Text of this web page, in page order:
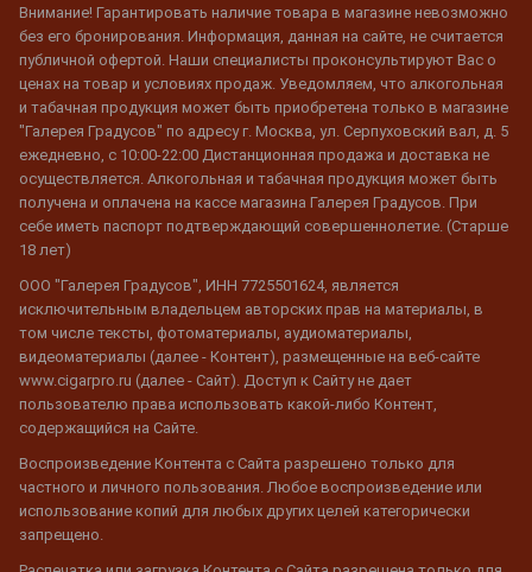
Внимание! Гарантировать наличие товара в магазине невозможно
без его бронирования. Информация, данная на сайте, не считается
публичной офертой. Наши специалисты проконсультируют Вас о
ценах на товар и условиях продаж. Уведомляем, что алкогольная
и табачная продукция может быть приобретена только в магазине
"Галерея Градусов" по адресу г. Москва, ул. Серпуховский вал, д. 5
ежедневно, с 10:00-22:00 Дистанционная продажа и доставка не
осуществляется. Алкогольная и табачная продукция может быть
получена и оплачена на кассе магазина Галерея Градусов. При
себе иметь паспорт подтверждающий совершеннолетие. (Старше
18 лет)
ООО "Галерея Градусов", ИНН 7725501624, является
исключительным владельцем авторских прав на материалы, в
том числе тексты, фотоматериалы, аудиоматериалы,
видеоматериалы (далее - Контент), размещенные на веб-сайте
www.cigarpro.ru (далее - Сайт). Доступ к Сайту не дает
пользователю права использовать какой-либо Контент,
содержащийся на Сайте.
Воспроизведение Контента с Сайта разрешено только для
частного и личного пользования. Любое воспроизведение или
использование копий для любых других целей категорически
запрещено.